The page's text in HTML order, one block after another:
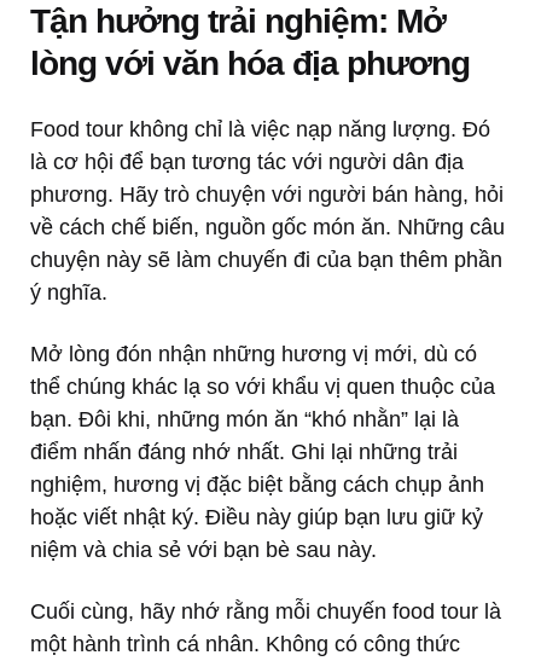
Tận hưởng trải nghiệm: Mở
lòng với văn hóa địa phương
Food tour không chỉ là việc nạp năng lượng. Đó
là cơ hội để bạn tương tác với người dân địa
phương. Hãy trò chuyện với người bán hàng, hỏi
về cách chế biến, nguồn gốc món ăn. Những câu
chuyện này sẽ làm chuyến đi của bạn thêm phần
ý nghĩa.
Mở lòng đón nhận những hương vị mới, dù có
thể chúng khác lạ so với khẩu vị quen thuộc của
bạn. Đôi khi, những món ăn “khó nhằn” lại là
điểm nhấn đáng nhớ nhất. Ghi lại những trải
nghiệm, hương vị đặc biệt bằng cách chụp ảnh
hoặc viết nhật ký. Điều này giúp bạn lưu giữ kỷ
niệm và chia sẻ với bạn bè sau này.
Cuối cùng, hãy nhớ rằng mỗi chuyến food tour là
một hành trình cá nhân. Không có công thức